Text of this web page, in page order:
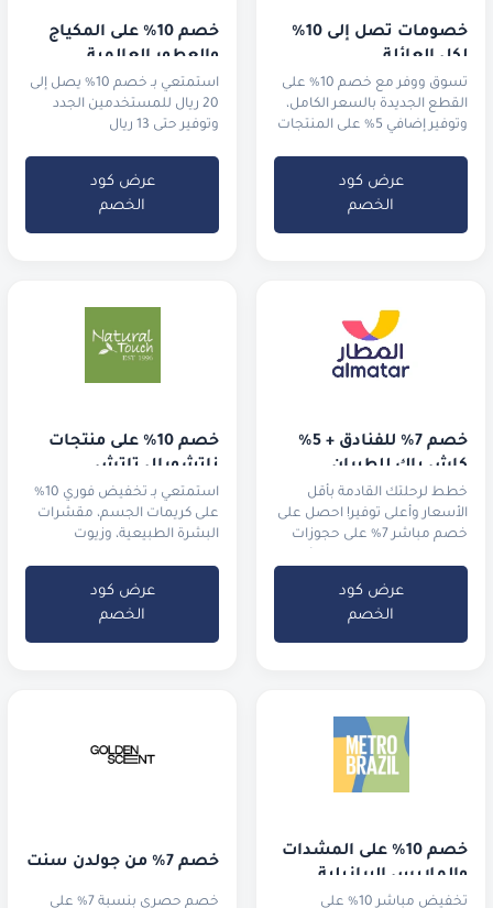
خصومات تصل إلى 10%
لكل العائلة
تسوق ووفر مع خصم 10% على
القطع الجديدة بالسعر الكامل،
وتوفير إضافي 5% على المنتجات
عرض كود
الخصم
خصم 10% على المكياج
والعطور العالمية
استمتعي بـ خصم 10% يصل إلى
20 ريال للمستخدمين الجدد
وتوفير حتى 13 ريال
عرض كود
الخصم
خصم 7% للفنادق + 5%
كاش باك للطيران
خطط لرحلتك القادمة بأقل
الأسعار وأعلى توفير! احصل على
خصم مباشر 7% على حجوزات
عرض كود
الخصم
خصم 10% على منتجات
ناتشورال تاتش
استمتعي بـ تخفيض فوري 10%
على كريمات الجسم، مقشرات
البشرة الطبيعية، وزيوت
عرض كود
الخصم
خصم 10% على المشدات
والملابس البرازيلية
تخفيض مباشر 10% على
خصم 7% من جولدن سنت
خصم حصري بنسبة 7% على